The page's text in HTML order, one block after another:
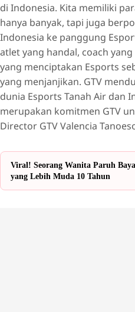
di Indonesia. Kita memiliki
hanya banyak, tapi juga
Indonesia ke panggung
atlet yang handal, coach
yang menciptakan Esports
yang menjanjikan. GTV
dunia Esports Tanah Air dan
merupakan komitmen GTV
Director GTV Valencia
Viral! Seorang Wanita Paruh
yang Lebih Muda 10 Tahun